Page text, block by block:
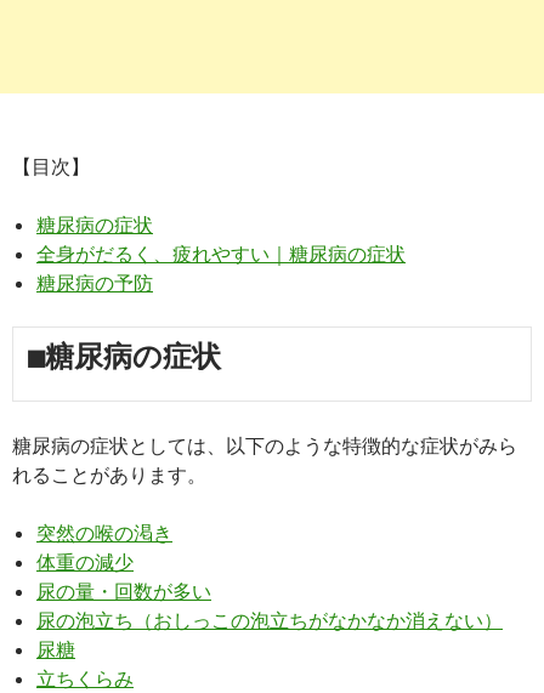
【目次】
糖尿病の症状
全身がだるく、疲れやすい｜糖尿病の症状
糖尿病の予防
■糖尿病の症状
糖尿病の症状としては、以下のような特徴的な症状がみら
れることがあります。
突然の喉の渇き
体重の減少
尿の量・回数が多い
尿の泡立ち（おしっこの泡立ちがなかなか消えない）
尿糖
立ちくらみ